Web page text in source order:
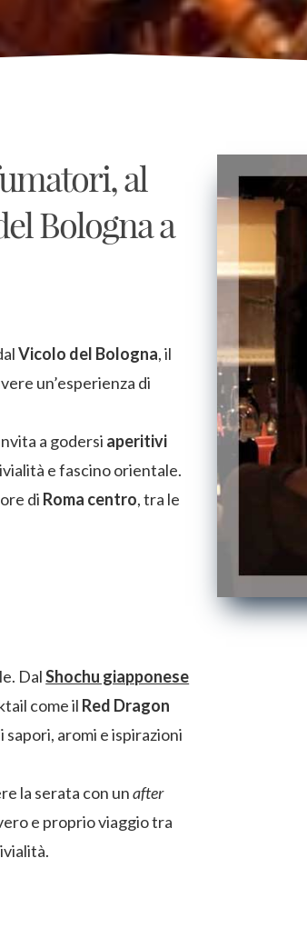
al
Bologna a
Vicolo del Bologna, il
un’esperienza di
a godersi aperitivi
e fascino orientale.
di Roma centro, tra le
DalShochu giapponese
come il Red Dragon
aromi e ispirazioni
la serata con unafter
e proprio viaggio tra